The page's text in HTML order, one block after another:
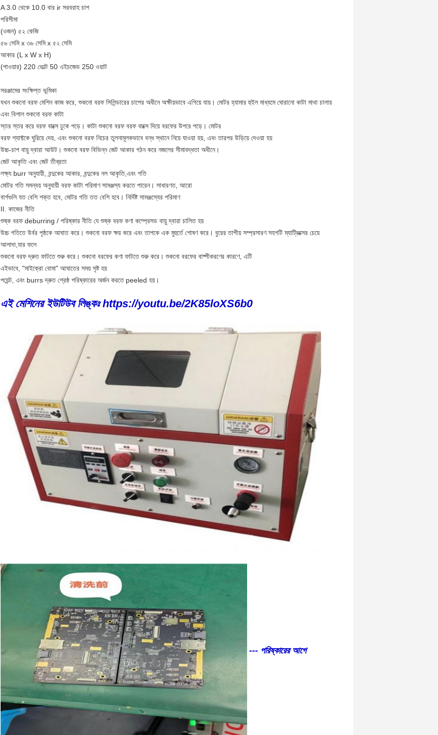
A 3.0 থেকে 10.0 বার ir সরবরাহ চাপ
পরিসীমা
(ওজন) ৫২ কেজি
৫৬ সেমি x ৩৬ সেমি x ৫২ সেমি
আকার (L x W x H)
(পাওয়ার) 220 ভোল্ট 50 এইচজেড 250 ওয়াট
সরঞ্জামের সংক্ষিপ্ত ভূমিকা
যখন শুকনো বরফ মেশিন কাজ করে, শুকনো বরফ সিলিন্ডারের চাপের অধীনে অক্ষীয়ভাবে এগিয়ে যায়। মোটর হ্যামার হুইল মাধ্যমে ঘোরানো কাটা মাথা চালায়
এবং বিশাল শুকনো বরফ কাটা
স্তর স্তর করে বরফ বাক্সে ঢুকে পড়ে। কাটা শুকনো বরফ বরফ বাক্সে দিয়ে বরফের উপরে পড়ে। মোটর
বরফ শ্যাফ্টকে ঘুরিয়ে দেয়, এবং শুকনো বরফ নিচের তুলনামূলকভাবে বন্ধ স্থানে নিয়ে যাওয়া হয়, এবং তারপর উড়িয়ে দেওয়া হয়
উচ্চ-চাপ বায়ু দ্বারা আউট। শুকনো বরফ বিভিন্ন জেট আকার গঠন করে নজলের সীমাবদ্ধতা অধীনে।
জেট আকৃতি এবং জেট তীব্রতা
লক্ষ্য burr অনুযায়ী, বন্দুকের আকার, বন্দুকের নল আকৃতি,এবং গতি
মোটর গতি সমন্বয় অনুযায়ী বরফ কাটা পরিমাণ সামঞ্জস্য করতে পারেন। সাধারণত, আরো
বার্গগুলি যত বেশি শক্ত হবে, মোটর গতি তত বেশি হবে। নির্দিষ্ট সামঞ্জস্যের পরিমাণ
II. কাজের নীতি
শুষ্ক বরফ deburring / পরিষ্কার নীতি যে শুষ্ক বরফ কণা কম্প্রেসড বায়ু দ্বারা চালিত হয়
উচ্চ গতিতে উর্বর পৃষ্ঠকে আঘাত করে। শুকনো বরফ ক্ষয় করে এবং তাপকে এক মুহুর্তে শোষণ করে। বুরের তাপীয় সম্প্রসারণ সহগটি ম্যাট্রিক্সের চেয়ে
আলাদা,যার ফলে
শুকনো বরফ দ্রুত ফাটতে শুরু করে। শুকনো বরফের কণা ফাটতে শুরু করে। শুকনো বরফের বাষ্পীকরণের কারণে, এটি
এইভাবে, "মাইক্রো বোমা" আঘাতের সময় সৃষ্ট হয়
পয়েন্ট, এবং burrs দ্রুত শ্রেষ্ঠ পরিষ্কারের অর্জন করতে peeled হয়।
এই মেশিনের ইউটিউব লিঙ্কঃ https://youtu.be/2K85loXS6b0
--- পরিষ্কারের আগে